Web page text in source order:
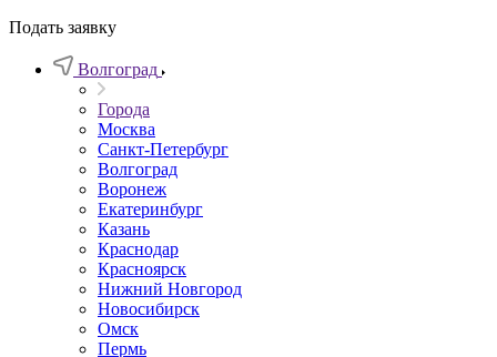
Подать заявку
Волгоград
Города
Москва
Санкт-Петербург
Волгоград
Воронеж
Екатеринбург
Казань
Краснодар
Красноярск
Нижний Новгород
Новосибирск
Омск
Пермь